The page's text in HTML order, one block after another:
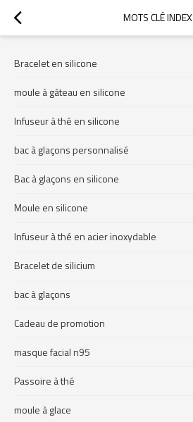
MOTS CLÉ INDEX
Bracelet en silicone
moule à gâteau en silicone
Infuseur à thé en silicone
bac à glaçons personnalisé
Bac à glaçons en silicone
Moule en silicone
Infuseur à thé en acier inoxydable
Bracelet de silicium
bac à glaçons
Cadeau de promotion
masque facial n95
Passoire à thé
moule à glace